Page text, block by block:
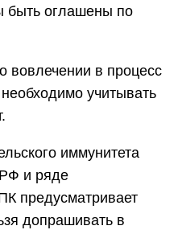
быть оглашены по
вовлечении в процесс
учитывать
иммунитета
и ряде
предусматривает
допрашивать в